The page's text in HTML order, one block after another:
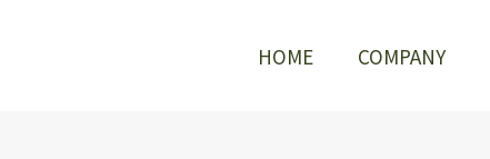
HOME COMPANY
HOME COMPANY